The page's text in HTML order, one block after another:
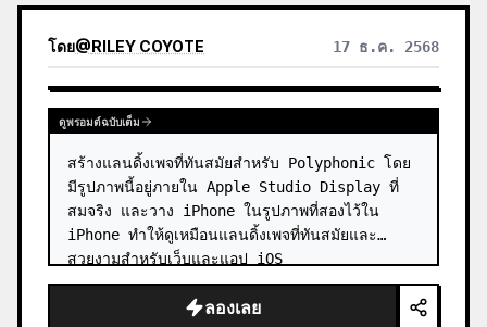
โดย@RILEY COYOTE 17 ธ.ค. 2568
ดูพรอมต์ฉบับเต็ม
สร้างแลนดิ้งเพจที่ทันสมัยสำหรับ Polyphonic โดย
มีรูปภาพนี้อยู่ภายใน Apple Studio Display ที่
สมจริง และวาง iPhone ในรูปภาพที่สองไว้ใน
iPhone ทำให้ดูเหมือนแลนดิ้งเพจที่ทันสมัยและ
สวยงามสำหรับเว็บและแอป iOS
ลองเลย